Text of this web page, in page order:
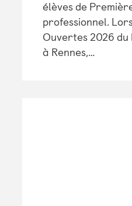
élèves de
professionnel.
Ouvertes 2026 du
à Rennes,…